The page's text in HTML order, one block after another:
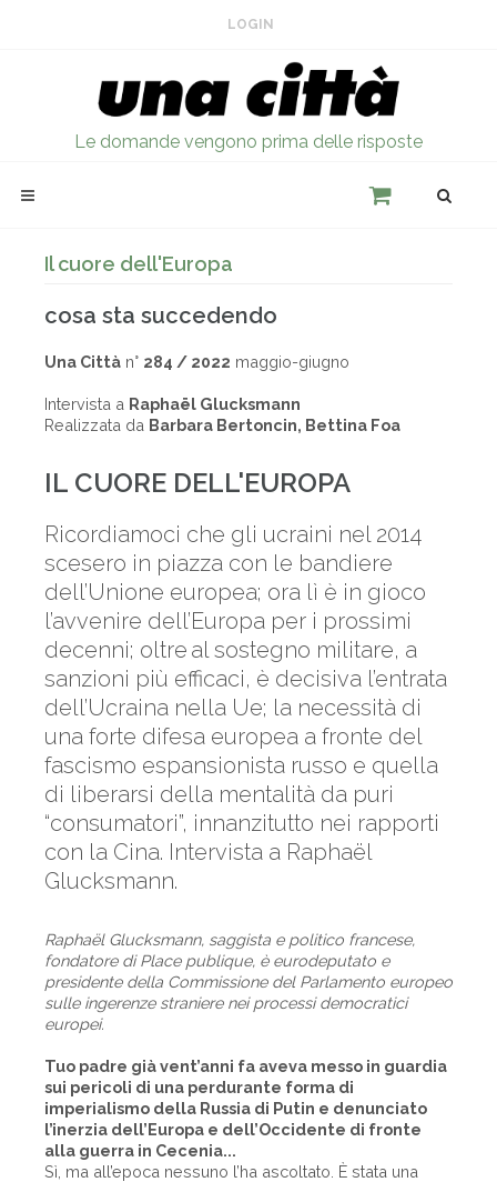
LOGIN
Le domande vengono prima delle risposte
Il cuore dell'Europa
cosa sta succedendo
Una Città n° 284 / 2022 maggio-giugno
Intervista a Raphaël Glucksmann
Realizzata da Barbara Bertoncin, Bettina Foa
IL CUORE DELL'EUROPA
Ricordiamoci che gli ucraini nel 2014
scesero in piazza con le bandiere
dell’Unione europea; ora lì è in gioco
l’avvenire dell’Europa per i prossimi
decenni; oltre al sostegno militare, a
sanzioni più efficaci, è decisiva l’entrata
dell’Ucraina nella Ue; la necessità di
una forte difesa europea a fronte del
fascismo espansionista russo e quella
di liberarsi della mentalità da puri
“consumatori”, innanzitutto nei rapporti
con la Cina. Intervista a Raphaël
Glucksmann.
Raphaël Glucksmann, saggista e politico francese,
fondatore di Place publique, è eurodeputato e
presidente della Commissione del Parlamento europeo
sulle ingerenze straniere nei processi democratici
europei.
Tuo padre già vent’anni fa aveva messo in guardia
sui pericoli di una perdurante forma di
imperialismo della Russia di Putin e denunciato
l’inerzia dell’Europa e dell’Occidente di fronte
alla guerra in Cecenia...
Sì, ma all’epoca nessuno l’ha ascoltato. È stata una